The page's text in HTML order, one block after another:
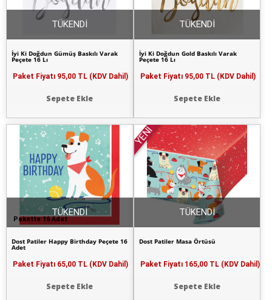
İyi Ki Doğdun Gümüş Baskılı Varak
Peçete 16 Lı
Paket Fiyatı 95,00 TL (KDV Dahil)
Sepete Ekle
TÜKENDİ
İyi Ki Doğdun Gold Baskılı Varak
Peçete 16 Lı
Paket Fiyatı 95,00 TL (KDV Dahil)
Sepete Ekle
TÜKENDİ
Pakette 16 Adet
Dost Patiler Happy Birthday Peçete 16
Adet
Paket Fiyatı 65,00 TL (KDV Dahil)
Sepete Ekle
TÜKENDİ
YENİ
Dost Patiler Masa Örtüsü
Paket Fiyatı 165,00 TL (KDV Dahil)
Sepete Ekle
TÜKENDİ